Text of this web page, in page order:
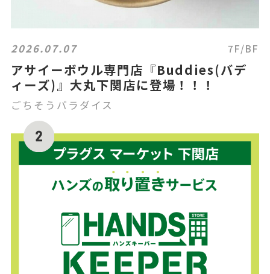
2026.07.07 7F/BF
アサイーボウル専門店『Buddies(バデ
ィーズ)』大丸下関店に登場！！！
ごちそうパラダイス